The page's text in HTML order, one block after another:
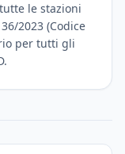
le stazioni
2023 (Codice
per tutti gli